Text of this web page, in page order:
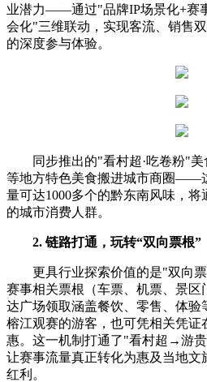
业潜力——通过"品牌IP场景化+赛
会化"三维联动，实现客流、销售
的深度参与体验。
同步推出的"看村超·吃卷粉"
等地方特色美食搬进城市商圈——
量可达1000多个的黔东南风味，
的城市消费人群。
2. 链路打通，玩转“双向票根”
更具行业探索价值的是"双向
赛事相关票根（车票、机票、景区
达广场领取涵盖餐饮、零售、体验
榕江观赛的游客，也可凭相关凭
惠。这一机制打通了"看村超→游
让赛事流量真正转化为惠及当地文
红利。